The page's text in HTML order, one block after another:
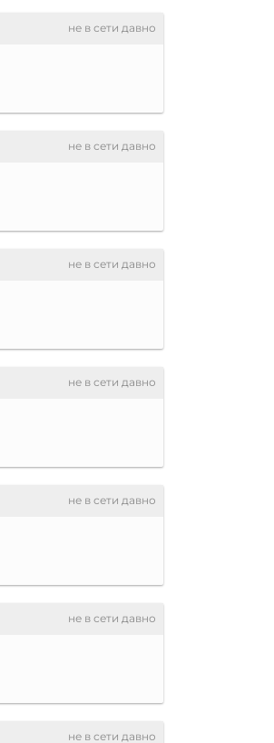
не в сети давно
не в сети давно
не в сети давно
не в сети давно
не в сети давно
не в сети давно
не в сети давно